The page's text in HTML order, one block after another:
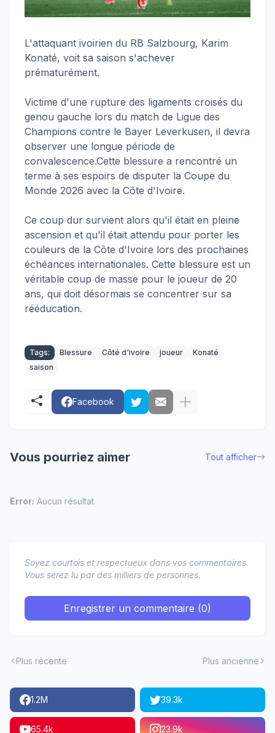
L'attaquant ivoirien du RB Salzbourg, Karim
Konaté, voit sa saison s'achever
prématurément.
Victime d'une rupture des ligaments croisés du
genou gauche lors du match de Ligue des
Champions contre le Bayer Leverkusen, il devra
observer une longue période de
convalescence.Cette blessure a rencontré un
terme à ses espoirs de disputer la Coupe du
Monde 2026 avec la Côte d'Ivoire.
Ce coup dur survient alors qu'il était en pleine
ascension et qu'il était attendu pour porter les
couleurs de la Côte d'Ivoire lors des prochaines
échéances internationales. Cette blessure est un
véritable coup de masse pour le joueur de 20
ans, qui doit désormais se concentrer sur sa
rééducation.
Tags: Blessure Côté d'ivoire joueur
Konaté
saison
Facebook
Vous pourriez aimer Tout afficher
Error: Aucun résultat.
Soyez courtois et respectueux dans vos commentaires.
Vous serez lu par des milliers de personnes.
Enregistrer un commentaire (0)
Plus récente Plus ancienne
1.2M 39.3k
65.4k 23.9k